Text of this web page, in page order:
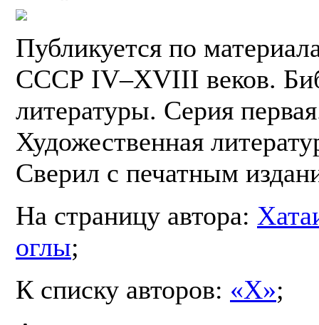
Публикуется по
СССР IV–XVIII веков.
литературы. Серия
Художественная
Сверил с печатным
На страницу автора:
оглы;
К списку авторов: «Х»;